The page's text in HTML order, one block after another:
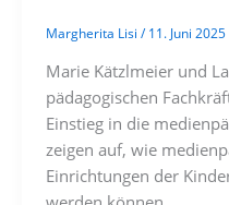
Margherita Lisi /11. Juni 2025
Marie Kätzlmeier und
pädagogischen
Einstieg in die
zeigen auf, wie
Einrichtungen der